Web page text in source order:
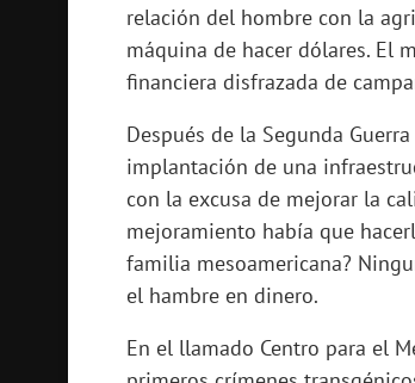
relación del hombre con la
máquina de hacer dólares. El
financiera disfrazada de
Después de la Segunda
implantación de una
con la excusa de mejorar la
mejoramiento había que
familia mesoamericana?
el hambre en dinero.
En el llamado Centro para el